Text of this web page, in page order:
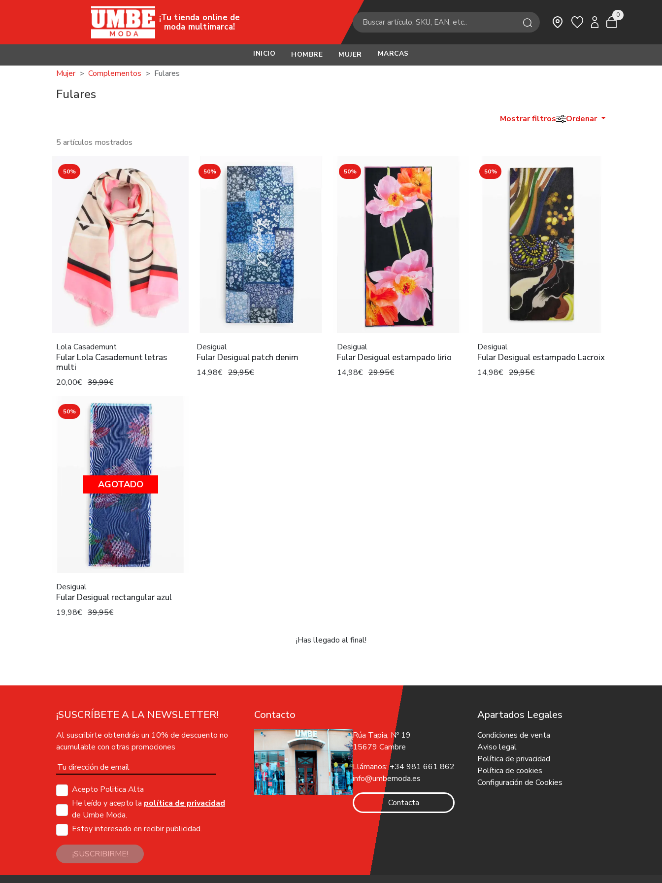
INICIO HOMBRE MUJER MARCAS
¡Tu tienda online de
moda multimarca!
0
Mujer Complementos Fulares
Fulares
Mostrar filtros Ordenar
5 artículos mostrados
50%
Lola Casademunt
Fular Lola Casademunt letras
multi
20,00€ 39,99€
50%
Desigual
Fular Desigual patch denim
14,98€ 29,95€
50%
Desigual
Fular Desigual estampado lirio
14,98€ 29,95€
50%
Desigual
Fular Desigual estampado Lacroix
14,98€ 29,95€
50%
AGOTADO
Desigual
Fular Desigual rectangular azul
19,98€ 39,95€
¡Has llegado al final!
¡SUSCRÍBETE A LA NEWSLETTER!
Al suscribirte obtendrás un 10% de descuento no
acumulable con otras promociones
Acepto Politica Alta
He leído y acepto la política de privacidad
de Umbe Moda.
Estoy interesado en recibir publicidad.
¡SUSCRIBIRME!
Contacto
Rúa Tapia, Nº 19
15679 Cambre
Llámanos: +34 981 661 862
info@umbemoda.es
Contacta
Apartados Legales
Condiciones de venta
Aviso legal
Política de privacidad
Política de cookies
Configuración de Cookies